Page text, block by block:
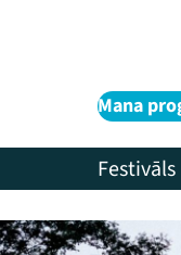
Mana
Festivāls